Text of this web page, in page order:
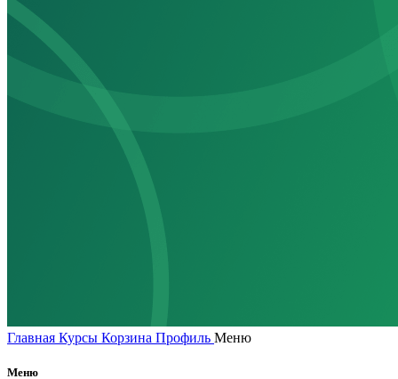
Главная Курсы Корзина Профиль Меню
Меню